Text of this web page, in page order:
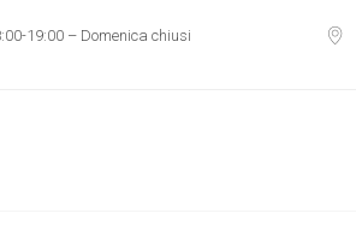
19:00 – Domenica chiusi